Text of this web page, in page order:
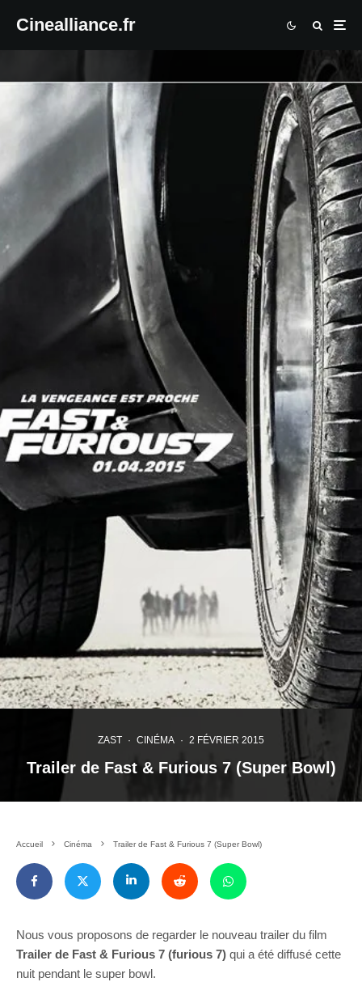
Cinealliance.fr
ZAST · CINÉMA · 2 FÉVRIER 2015
Trailer de Fast & Furious 7 (Super Bowl)
Accueil Cinéma Trailer de Fast & Furious 7 (Super Bowl)
Nous vous proposons de regarder le nouveau trailer du film
Trailer de Fast & Furious 7 (furious 7) qui a été diffusé cette
nuit pendant le super bowl.